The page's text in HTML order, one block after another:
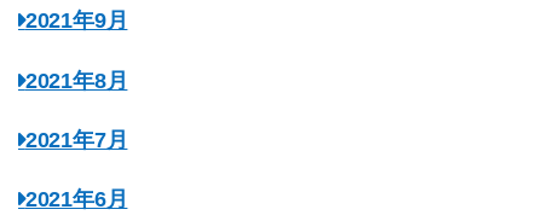
2021年9月
2021年8月
2021年7月
2021年6月